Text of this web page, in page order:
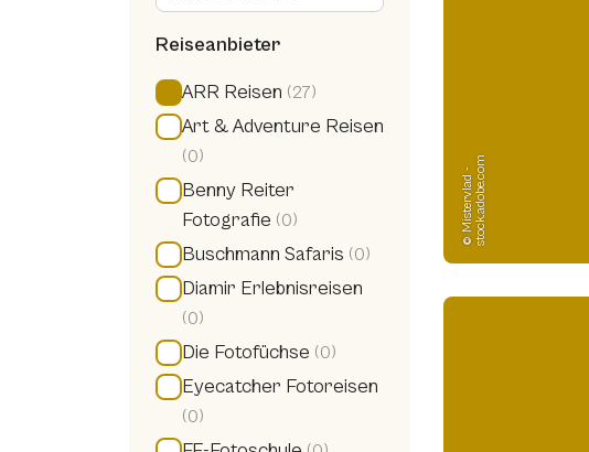
Reiseanbieter
ARR Reisen (27)
Art & Adventure Reisen
(0)
Benny Reiter
Fotografie (0)
Buschmann Safaris (0)
Diamir Erlebnisreisen
(0)
Die Fotofüchse (0)
Eyecatcher Fotoreisen
(0)
©
M
i
s
t
e
r
v
l
a
d
-
s
t
o
c
k.
a
d
o
b
e.
c
om